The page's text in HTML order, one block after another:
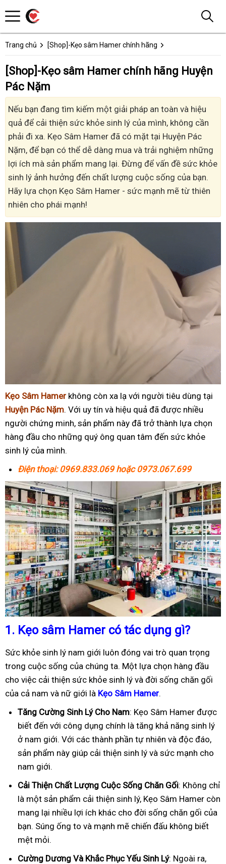
Trang chủ [Shop]-Kẹo sâm Hamer chính hãng
[Shop]-Kẹo sâm Hamer chính hãng Huyện
Pác Nặm
Nếu bạn đang tìm kiếm một giải pháp an toàn và hiệu
quả để cải thiện sức khỏe sinh lý của mình, không cần
phải đi xa. Kẹo Sâm Hamer đã có mặt tại Huyện Pác
Nặm, để bạn có thể dễ dàng mua và trải nghiệm những
lợi ích mà sản phẩm mang lại. Đừng để vấn đề sức khỏe
sinh lý ảnh hưởng đến chất lượng cuộc sống của bạn.
Hãy lựa chọn Kẹo Sâm Hamer - sức mạnh mẽ từ thiên
nhiên cho phái mạnh!
Kẹo Sâm Hamer không còn xa lạ với người tiêu dùng tại
Huyện Pác Nặm. Với uy tín và hiệu quả đã được nhiều
người chứng minh, sản phẩm này đã trở thành lựa chọn
hàng đầu cho những quý ông quan tâm đến sức khỏe
sinh lý của mình.
Điện thoại: 0969.833.069 hoặc 0973.067.699
1. Kẹo sâm Hamer có tác dụng gì?
Sức khỏe sinh lý nam giới luôn đóng vai trò quan trọng
trong cuộc sống của chúng ta. Một lựa chọn hàng đầu
cho việc cải thiện sức khỏe sinh lý và đời sống chăn gối
của cả nam và nữ giới là Kẹo Sâm Hamer.
Tăng Cường Sinh Lý Cho Nam: Kẹo Sâm Hamer được
biết đến với công dụng chính là tăng khả năng sinh lý
ở nam giới. Với các thành phần tự nhiên và độc đáo,
sản phẩm này giúp cải thiện sinh lý và sức mạnh cho
nam giới.
Cải Thiện Chất Lượng Cuộc Sống Chăn Gối: Không chỉ
là một sản phẩm cải thiện sinh lý, Kẹo Sâm Hamer còn
mang lại nhiều lợi ích khác cho đời sống chăn gối của
bạn. Súng ống to và mạnh mẽ chiến đấu không biết
mệt mỏi.
Cường Dương Và Khắc Phục Yếu Sinh Lý: Ngoài ra,